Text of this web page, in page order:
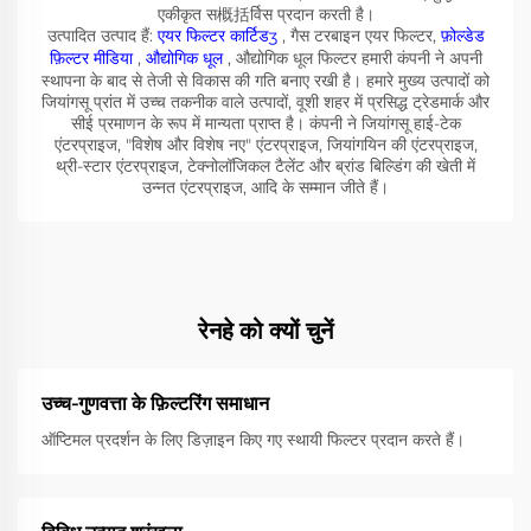
एकीकृत स概括र्विस प्रदान करती है।
उत्पादित उत्पाद हैं: एयर फिल्टर कार्टिडʒ , गैस टरबाइन एयर फिल्टर, फ़ोल्डेड
फ़िल्टर मीडिया , औद्योगिक धूल , औद्योगिक धूल फिल्टर हमारी कंपनी ने अपनी
स्थापना के बाद से तेजी से विकास की गति बनाए रखी है। हमारे मुख्य उत्पादों को
जियांगसू प्रांत में उच्च तकनीक वाले उत्पादों, वूशी शहर में प्रसिद्ध ट्रेडमार्क और
सीई प्रमाणन के रूप में मान्यता प्राप्त है। कंपनी ने जियांगसू हाई-टेक
एंटरप्राइज, "विशेष और विशेष नए" एंटरप्राइज, जियांगयिन की एंटरप्राइज,
थ्री-स्टार एंटरप्राइज, टेक्नोलॉजिकल टैलेंट और ब्रांड बिल्डिंग की खेती में
उन्नत एंटरप्राइज, आदि के सम्मान जीते हैं।
रेनहे को क्यों चुनें
उच्च-गुणवत्ता के फ़िल्टरिंग समाधान
ऑप्टिमल प्रदर्शन के लिए डिज़ाइन किए गए स्थायी फिल्टर प्रदान करते हैं।